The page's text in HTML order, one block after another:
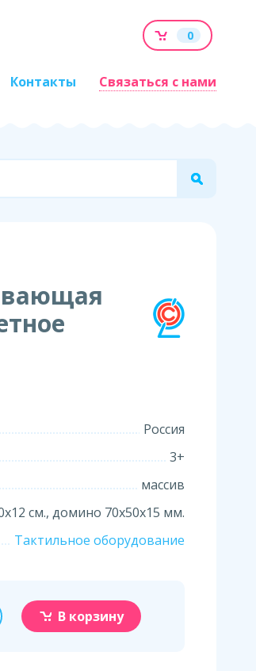
0
Контакты Связаться с нами
Россия
3+
массив
см., домино 70х50х15 мм.
Тактильное оборудование
В корзину